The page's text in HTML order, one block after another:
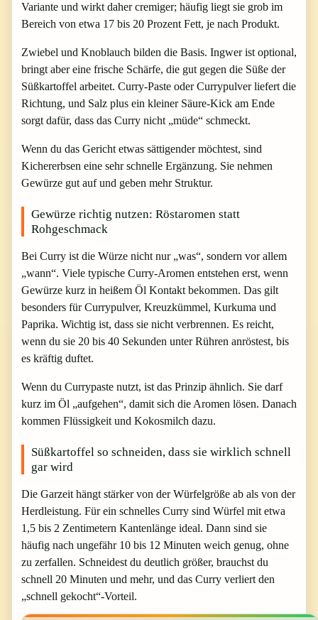
Variante und wirkt daher cremiger; häufig liegt sie grob im
Bereich von etwa 17 bis 20 Prozent Fett, je nach Produkt.
Zwiebel und Knoblauch bilden die Basis. Ingwer ist optional,
bringt aber eine frische Schärfe, die gut gegen die Süße der
Süßkartoffel arbeitet. Curry-Paste oder Currypulver liefert die
Richtung, und Salz plus ein kleiner Säure-Kick am Ende
sorgt dafür, dass das Curry nicht „müde“ schmeckt.
Wenn du das Gericht etwas sättigender möchtest, sind
Kichererbsen eine sehr schnelle Ergänzung. Sie nehmen
Gewürze gut auf und geben mehr Struktur.
Gewürze richtig nutzen: Röstaromen statt
Rohgeschmack
Bei Curry ist die Würze nicht nur „was“, sondern vor allem
„wann“. Viele typische Curry-Aromen entstehen erst, wenn
Gewürze kurz in heißem Öl Kontakt bekommen. Das gilt
besonders für Currypulver, Kreuzkümmel, Kurkuma und
Paprika. Wichtig ist, dass sie nicht verbrennen. Es reicht,
wenn du sie 20 bis 40 Sekunden unter Rühren anröstest, bis
es kräftig duftet.
Wenn du Currypaste nutzt, ist das Prinzip ähnlich. Sie darf
kurz im Öl „aufgehen“, damit sich die Aromen lösen. Danach
kommen Flüssigkeit und Kokosmilch dazu.
Süßkartoffel so schneiden, dass sie wirklich schnell
gar wird
Die Garzeit hängt stärker von der Würfelgröße ab als von der
Herdleistung. Für ein schnelles Curry sind Würfel mit etwa
1,5 bis 2 Zentimetern Kantenlänge ideal. Dann sind sie
häufig nach ungefähr 10 bis 12 Minuten weich genug, ohne
zu zerfallen. Schneidest du deutlich größer, brauchst du
schnell 20 Minuten und mehr, und das Curry verliert den
„schnell gekocht“-Vorteil.